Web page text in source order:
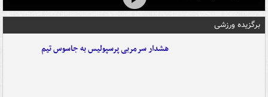
برگزیده ورزشی
هشدار سرمربی پرسپولیس به جاسوس تیم